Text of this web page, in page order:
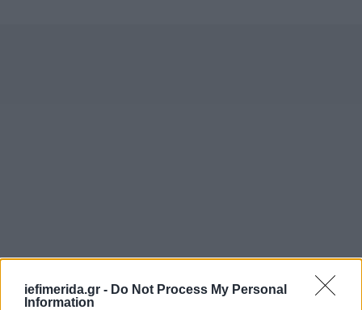
iefimerida.gr - Do Not Process My Personal
Information